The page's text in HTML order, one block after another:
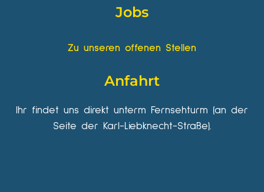
Jobs
Zu unseren offenen Stellen
Anfahrt
Ihr findet uns direkt unterm Fernsehturm (an der
Seite der Karl-Liebknecht-Straße).